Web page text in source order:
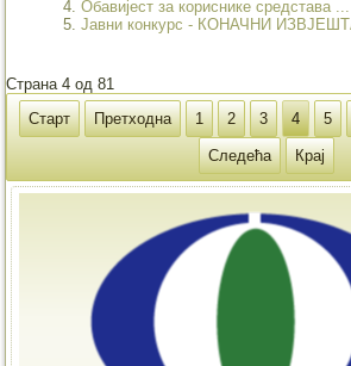
Обавијест за кориснике средстава ...
Јавни конкурс - КОНАЧНИ
Страна 4 од 81
Старт
Претходна 1 2 3 4 5
Следећа Крај